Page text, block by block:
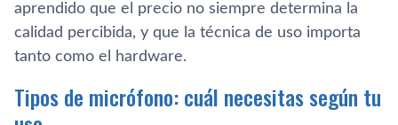
aprendido que el precio no siempre determina la
calidad percibida, y que la técnica de uso importa
tanto como el hardware.
Tipos de micrófono: cuál necesitas según tu